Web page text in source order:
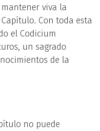
viva la
Con toda esta
el Codicium
un sagrado
de la
no puede